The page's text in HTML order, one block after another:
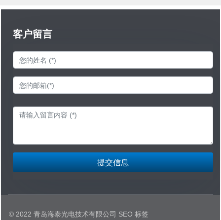
客户留言
提交信息
© 2022 青岛海泰光电技术有限公司 SEO 标签